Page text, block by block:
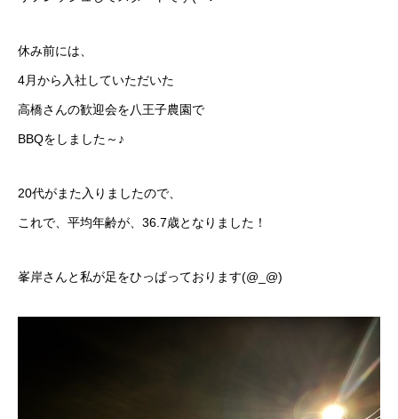
休み前には、
4月から入社していただいた
高橋さんの歓迎会を八王子農園で
BBQをしました～♪
20代がまた入りましたので、
これで、平均年齢が、36.7歳となりました！
峯岸さんと私が足をひっぱっております(@_@)